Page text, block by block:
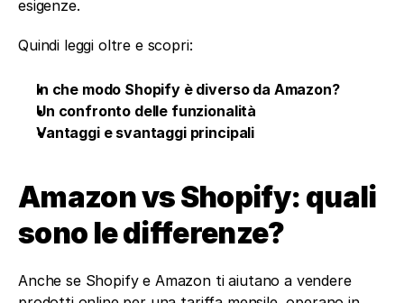
esigenze.
Quindi leggi oltre e scopri:
‍In che modo Shopify è diverso da Amazon?
Un confronto delle funzionalità
Vantaggi e svantaggi principali
Amazon vs Shopify: quali
sono le differenze?
Anche se Shopify e Amazon ti aiutano a vendere